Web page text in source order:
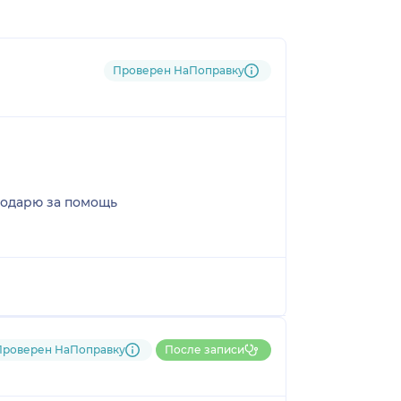
Проверен НаПоправку
за помощь
НаПоправку После записи